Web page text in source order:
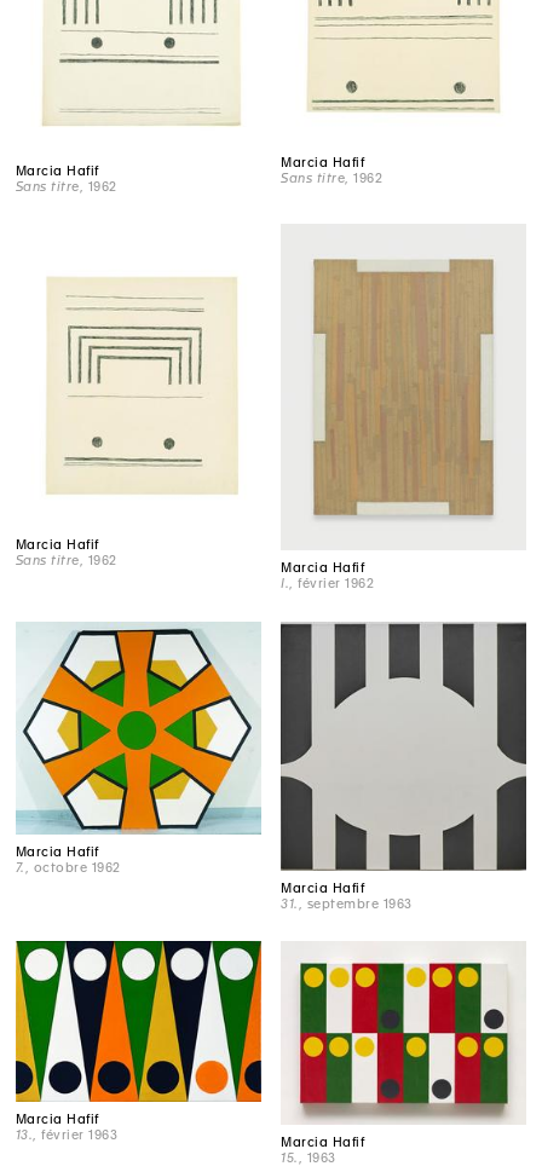
Marcia Hafif
Sans titre , 1962
Marcia Hafif
Sans titre , 1962
Marcia Hafif
Sans titre , 1962
Marcia Hafif
I.
, février 1962
Marcia Hafif
7., octobre 1962
Marcia Hafif
31.
, septembre 1963
Marcia Hafif
13.
, février 1963
Marcia Hafif
15.
, 1963